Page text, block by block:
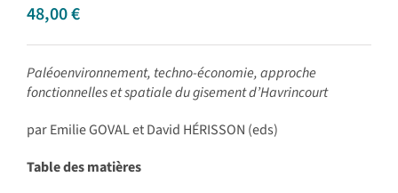
glaciaire
France
septentrionale
48,00€
Paléoenvironnement, techno-économie, approche
fonctionnelles et spatiale du gisement d’Havrincourt
par Emilie GOVAL et David HÉRISSON (eds)
Table des matières